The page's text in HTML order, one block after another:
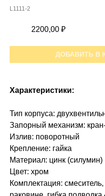
L1111-2
2200,00 ₽
ДОБАВИТЬ В
Характеристики:
Тип корпуса:
Запорный механизм:
Излив: поворотный
Крепление: гайка
Материал: цинк (силумин)
Цвет: хром
Комплектация: